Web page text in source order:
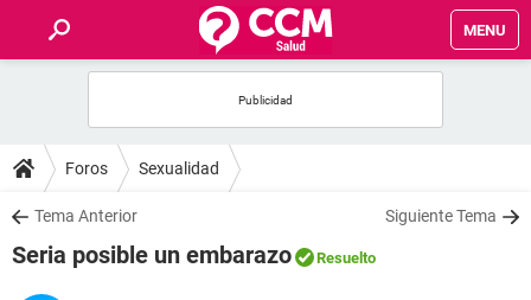
MENU
FOROS
SALUD
FAMILIA
Foros Sexualidad
Tema Anterior Siguiente Tema
Seria posible un embarazo Resuelto